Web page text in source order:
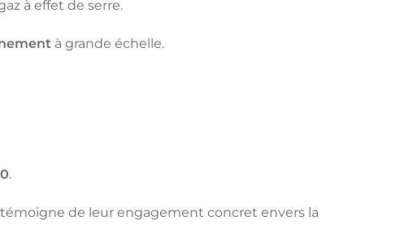
à effet de serre.
à grande échelle.
.
de leur engagement concret envers la